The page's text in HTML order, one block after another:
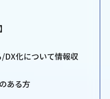
/DX化について情報収
ある方